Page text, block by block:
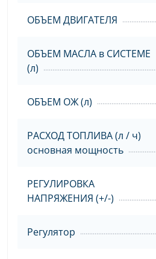
ОБЪЕМ ДВИГАТЕЛЯ
ОБЪЕМ МАСЛА в СИСТЕМЕ
(л)
ОБЪЕМ ОЖ (л)
РАСХОД ТОПЛИВА (л / ч)
основная мощность
РЕГУЛИРОВКА
НАПРЯЖЕНИЯ (+/-)
Регулятор